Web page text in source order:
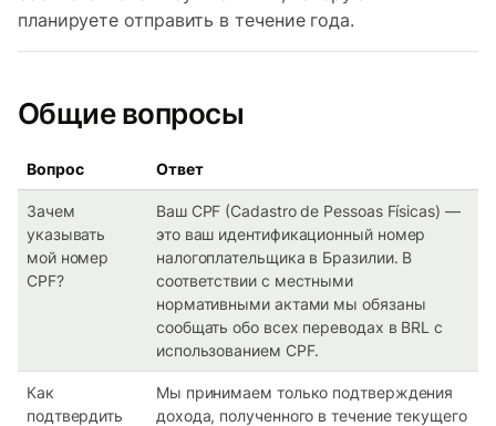
планируете отправить в течение года.
Общие вопросы
Вопрос Ответ
Зачем
указывать
мой номер
CPF?
Ваш CPF (Cadastro de Pessoas Físicas) —
это ваш идентификационный номер
налогоплательщика в Бразилии. В
соответствии с местными
нормативными актами мы обязаны
сообщать обо всех переводах в BRL с
использованием CPF.
Как
подтвердить
Мы принимаем только подтверждения
дохода, полученного в течение текущего